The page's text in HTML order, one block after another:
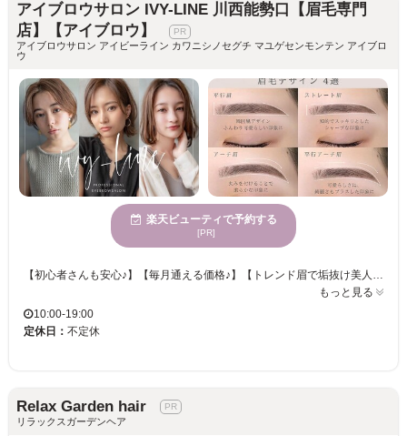
アイブロウサロン IVY-LINE 川西能勢口【眉毛専門
店】【アイブロウ】
アイブロウサロン アイビーライン カワニシノセグチ マユゲセンモンテン アイブロ
ウ
楽天ビューティで予約する
[PR]
もっと見る
10:00-19:00
定休日： 不定休
Relax Garden hair
リラックスガーデンヘア